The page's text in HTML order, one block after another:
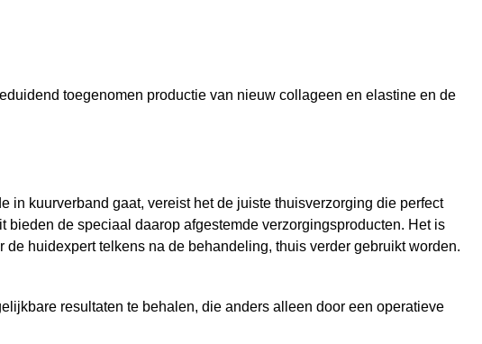
toegenomen productie van nieuw collageen en elastine en de
kuurverband gaat, vereist het de juiste thuisverzorging die perfect
de speciaal daarop afgestemde verzorgingsproducten. Het is
huidexpert telkens na de behandeling, thuis verder gebruikt worden.
resultaten te behalen, die anders alleen door een operatieve